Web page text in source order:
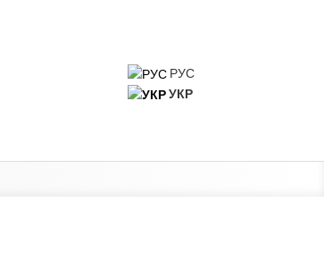
РУС
УКР